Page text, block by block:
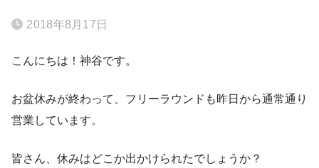
2018年8月17日
こんにちは！神谷です。
お盆休みが終わって、フリーラウンドも昨日から通常通り
営業しています。
皆さん、休みはどこか出かけられたでしょうか？